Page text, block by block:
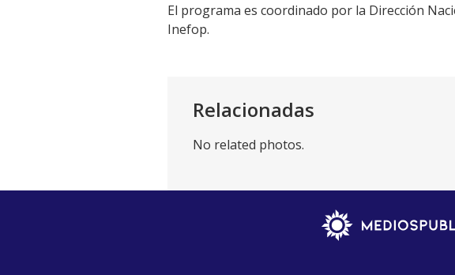
El programa es coordinado por la Dirección
Inefop.
Relacionadas
No related photos.